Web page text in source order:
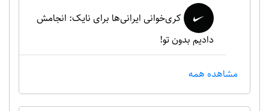
کری‌خوانی ایرانی‌ها برای نایک: انجامش
دادیم بدون تو!
مشاهده همه